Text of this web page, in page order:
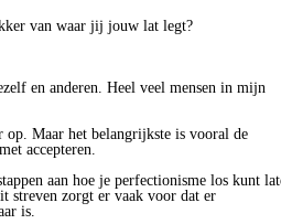
van waar jij jouw lat legt?
en anderen. Heel veel mensen in mijn
op. Maar het belangrijkste is vooral de
accepteren.
aan hoe je perfectionisme los kunt
streven zorgt er vaak voor dat er
is.